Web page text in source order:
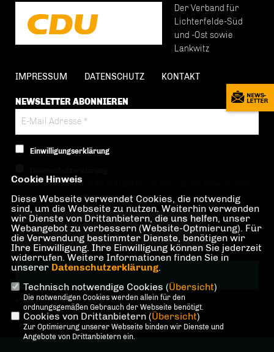
Der Verband für
Lichterfelde-Süd
und -Ost sowie
Lankwitz
IMPRESSUM DATENSCHUTZ KONTAKT
NEWSLETTER ABONNIEREN
Einwilligungserklärung
Hiermit berechtige ich die CDU Berlin zur Nutzung der Daten im Sinn
der nachfolgenden Datenschutzerklärung.*
Anti-Roboter-Verifizierung
Hier klicken
Friendly Captcha ⇗
* Pflichtfeld!
Cookie Hinweis
Diese Webseite verwendet Cookies, die notwendig
sind, um die Webseite zu nutzen. Weiterhin verwenden
wir Dienste von Drittanbietern, die uns helfen, unser
Webangebot zu verbessern (Website-Optmierung). Für
die Verwendung bestimmter Dienste, benötigen wir
Ihre Einwilligung. Ihre Einwilligung können Sie jederzeit
widerrufen. Weitere Informationen finden Sie in
unserer Datenschutzerklärung.
Technisch notwendige Cookies (Übersicht)
Die notwendigen Cookies werden allein für den
ordnungsgemäßen Gebrauch der Webseite benötigt.
Cookies von Drittanbietern (Übersicht)
Zur Optimierung unserer Webseite binden wir Dienste und
Angebote von Drittanbietern ein.